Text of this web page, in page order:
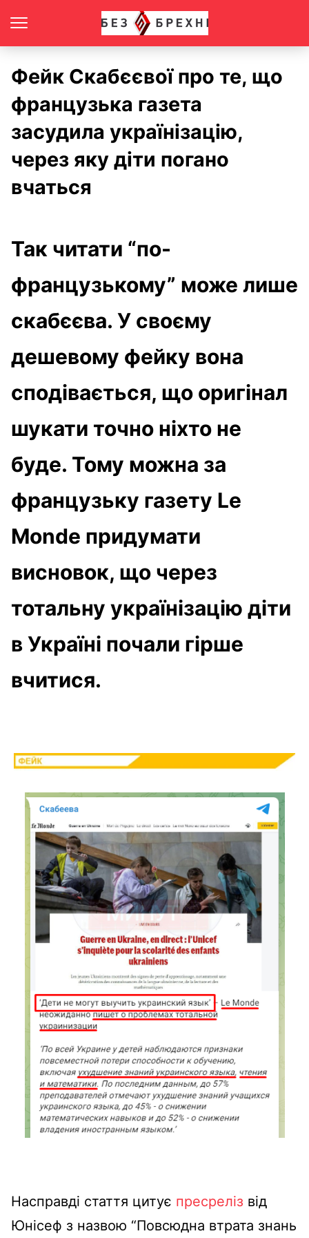
Фейк Скабєєвої про те, що
французька газета
засудила українізацію,
через яку діти погано
вчаться
Так читати “по-
французькому” може лише
скабєєва. У своєму
дешевому фейку вона
сподівається, що оригінал
шукати точно ніхто не
буде. Тому можна за
французьку газету Le
Monde придумати
висновок, що через
тотальну українізацію діти
в Україні почали гірше
вчитися.
Насправді стаття цитує пресреліз від
Юнісеф з назвою “Повсюдна втрата знань